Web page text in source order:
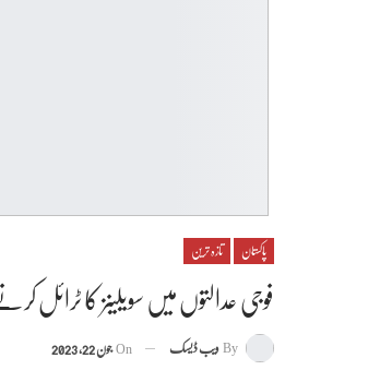
پاکستان تازہ ترین
فوجی عدالتوں میں سویلینز کا ٹرائل
By ویب ڈیسک On جون 22, 2023